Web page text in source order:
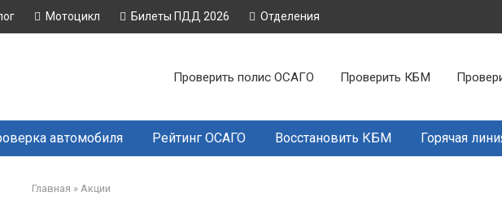
Мотоцикл Билеты ПДД 2026 Отделения
Проверить полис ОСАГО Проверить КБМ
автомобиля Рейтинг ОСАГО Восстановить КБМ Горячая
Главная » Акции